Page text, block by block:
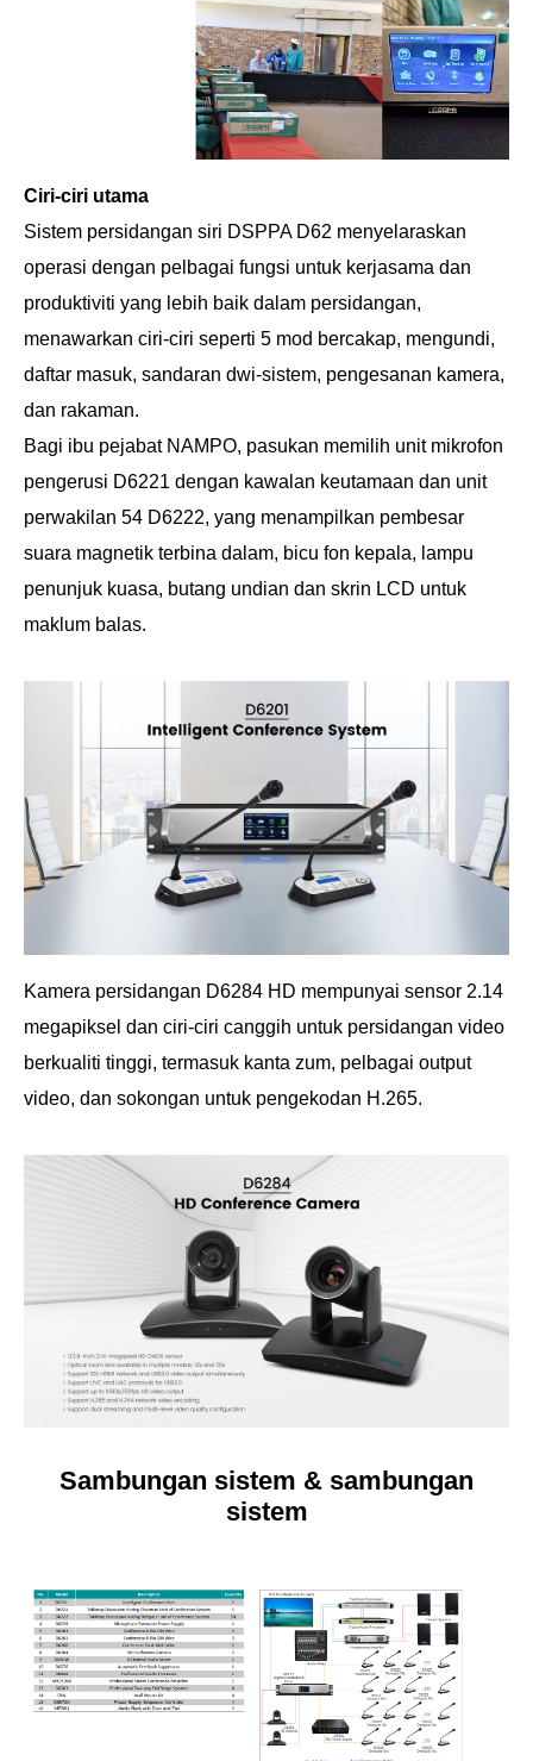
Ciri-ciri utama
Sistem persidangan siri DSPPA D62 menyelaraskan
operasi dengan pelbagai fungsi untuk kerjasama dan
produktiviti yang lebih baik dalam persidangan,
menawarkan ciri-ciri seperti 5 mod bercakap, mengundi,
daftar masuk, sandaran dwi-sistem, pengesanan kamera,
dan rakaman.
Bagi ibu pejabat NAMPO, pasukan memilih unit mikrofon
pengerusi D6221 dengan kawalan keutamaan dan unit
perwakilan 54 D6222, yang menampilkan pembesar
suara magnetik terbina dalam, bicu fon kepala, lampu
penunjuk kuasa, butang undian dan skrin LCD untuk
maklum balas.
Kamera persidangan D6284 HD mempunyai sensor 2.14
megapiksel dan ciri-ciri canggih untuk persidangan video
berkualiti tinggi, termasuk kanta zum, pelbagai output
video, dan sokongan untuk pengekodan H.265.
Sambungan sistem & sambungan
sistem